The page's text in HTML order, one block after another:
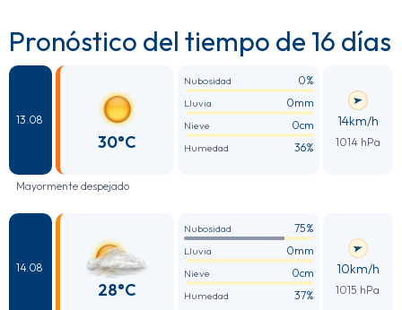
Pronóstico del tiempo de 16 días
13.08
30°C
Nubosidad 0%
Lluvia 0mm
Nieve 0cm
Humedad 36%
14km/h
1014 hPa
Mayormente despejado
14.08
28°C
Nubosidad 75%
Lluvia 0mm
Nieve 0cm
Humedad 37%
10km/h
1015 hPa